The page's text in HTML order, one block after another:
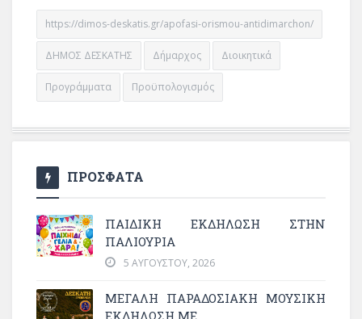
https://dimos-deskatis.gr/apofasi-orismou-antidimarchon/
ΔΗΜΟΣ ΔΕΣΚΑΤΗΣ Δήμαρχος Διοικητικά
Προγράμματα Προϋπολογισμός
ΠΡΟΣΦΑΤΑ
ΠΑΙΔΙΚΗ ΕΚΔΗΛΩΣΗ ΣΤΗΝ
ΠΑΛΙΟΥΡΙΑ
5 ΑΥΓΟΎΣΤΟΥ, 2026
ΜΕΓΆΛΗ ΠΑΡΑΔΟΣΙΑΚΉ ΜΟΥΣΙΚΉ